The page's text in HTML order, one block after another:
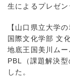
生によるプレゼン
【山口県立大学
国際文化学部 文
地底王国美川ム
PBL（課題解決
した。